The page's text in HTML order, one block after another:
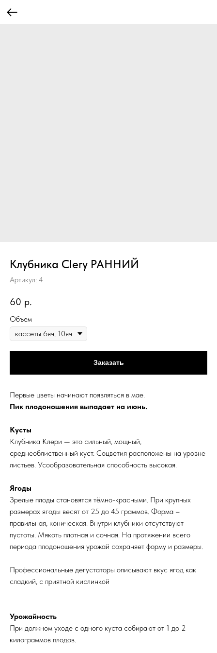
Клубника Clery РАННИЙ
Артикул: 4
60 р.
Объем
Заказать
Первые цветы начинают появляться в мае.
Пик плодоношения выпадает на июнь.
Кусты
Клубника Клери — это сильный, мощный,
среднеоблиственный куст. Соцветия расположены на уровне
листьев. Усообразовательная способность высокая.
Ягоды
Зрелые плоды становятся тёмно-красными. При крупных
размерах ягоды весят от 25 до 45 граммов. Форма –
правильная, коническая. Внутри клубники отсутствуют
пустоты. Мякоть плотная и сочная. На протяжении всего
периода плодоношения урожай сохраняет форму и размеры.
Профессиональные дегустаторы описывают вкус ягод как
сладкий, с приятной кислинкой
Урожайность
При должном уходе с одного куста собирают от 1 до 2
килограммов плодов.